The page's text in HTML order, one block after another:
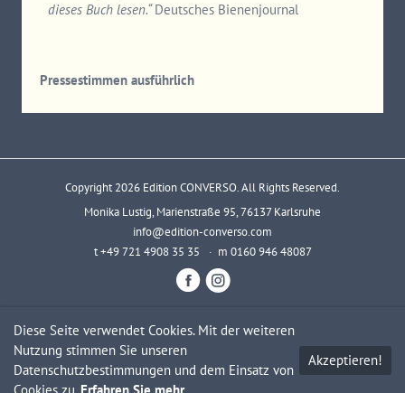
dieses Buch lesen.“Deutsches Bienenjournal
Pressestimmen ausführlich
Copyright 2026 Edition CONVERSO. All Rights Reserved.
Monika Lustig, Marienstraße 95, 76137 Karlsruhe
info@edition-converso.com
t +49 721 4908 35 35 · m 0160 946 48087
Diese Seite verwendet Cookies. Mit der weiteren
Nutzung stimmen Sie unseren
Datenschutzbestimmungen und dem Einsatz von
Akzeptieren!